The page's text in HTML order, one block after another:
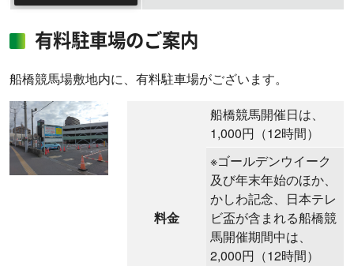
有料駐車場のご案内
船橋競馬場敷地内に、有料駐車場がございます。
料金
船橋競馬開催日は、
1,000円（12時間）
※ゴールデンウイーク
及び年末年始のほか、
かしわ記念、日本テレ
ビ盃が含まれる船橋競
馬開催期間中は、
2,000円（12時間）